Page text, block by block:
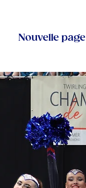
Nouvelle page